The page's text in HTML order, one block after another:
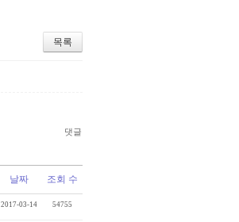
목록
댓글
날짜 조회 수
2017-03-14 54755